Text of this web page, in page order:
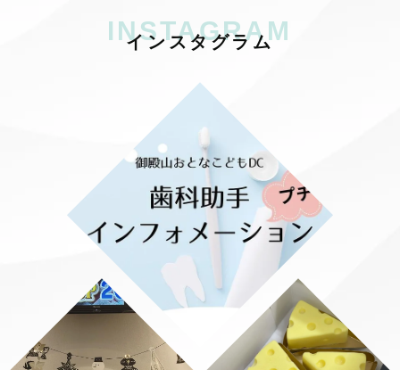
INSTAGRAM
インス タグラム